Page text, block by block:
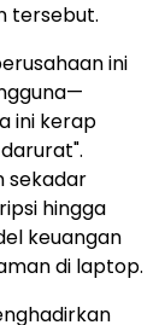
tersebut.
ini
ini kerap
sekadar
hingga
keuangan
di laptop.